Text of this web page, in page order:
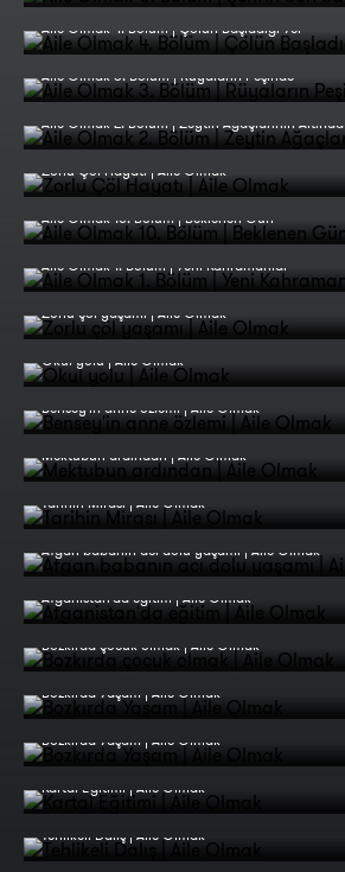
Aile Olmak 4. Bölüm | Çölün Başladığı Yer
Aile Olmak 3. Bölüm | Rüyaların Peşinde
Aile Olmak 2. Bölüm | Zeytin Ağaçlarının Altında
Zorlu Çöl Hayatı | Aile Olmak
Aile Olmak 10. Bölüm | Beklenen Gün
Aile Olmak 1. Bölüm | Yeni Kahramanlar
Zorlu çöl yaşamı | Aile Olmak
Okul yolu | Aile Olmak
Bensey'in anne özlemi | Aile Olmak
Mektubun ardından | Aile Olmak
Tarihin Mirası | Aile Olmak
Afgan babanın acı dolu yaşamı | Aile Olmak
Afganistan'da eğitim | Aile Olmak
Bozkırda çocuk olmak | Aile Olmak
Bozkırda Yaşam | Aile Olmak
Bozkırda Yaşam | Aile Olmak
Kartal Eğitimi | Aile Olmak
Tehlikeli Dalış | Aile Olmak